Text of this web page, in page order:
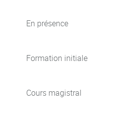
En présence
Formation initiale
Cours magistral